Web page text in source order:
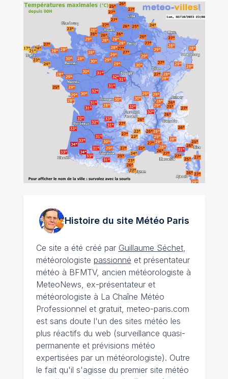
Histoire du site MétéoParis
Ce site a été créé par Guillaume Séchet,
météorologiste passionné et présentateur
météo à BFMTV, ancien météorologiste à
MeteoNews, ex-présentateur et
météorologiste à La Chaîne Météo
Professionnel et gratuit, meteo-paris.com
est sans doute l'un des sites météo les
plus réactifs du web (surveillance quasi-
permanente et prévisions météo
expertisées par un météorologiste). Outre
le fait qu'il s'agisse du premier site météo